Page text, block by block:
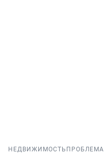
НЕДВИЖИМОСТЬ ПРОБЛЕМА